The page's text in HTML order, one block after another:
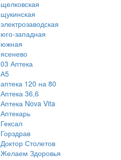
щелковская
щукинская
электрозаводская
юго-западная
южная
ясенево
03 Аптека
А5
аптека 120 на 80
Аптека 36,6
Аптека Nova Vita
Аптекарь
Гексал
Горздрав
Доктор Столетов
Желаем Здоровья